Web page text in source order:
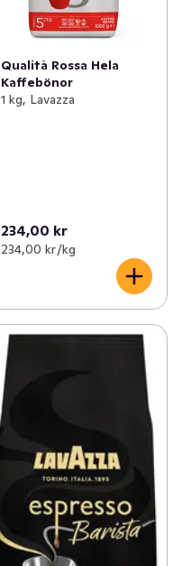
Qualità Rossa Hela
Kaffebönor
1 kg, Lavazza
234,00 kr
234,00 kr /kg